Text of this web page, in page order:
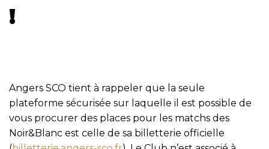
!
Angers SCO tient à rappeler que la seule
plateforme sécurisée sur laquelle il est possible de
vous procurer des places pour les matchs des
Noir&Blanc est celle de sa billetterie officielle